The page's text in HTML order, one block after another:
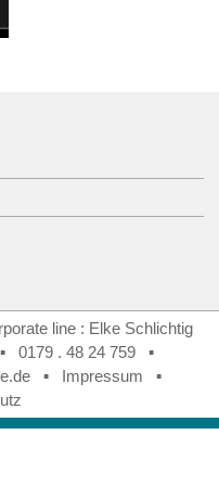
line : Elke Schlichtig
0179 . 48 24 759▪
▪ Impressum ▪